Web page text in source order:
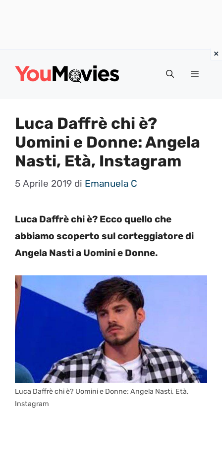
Menu
Luca Daffrè chi è?
Uomini e Donne: Angela
Nasti, Età, Instagram
5 Aprile 2019 di Emanuela C
Luca Daffrè chi è? Ecco quello che
abbiamo scoperto sul corteggiatore di
Angela Nasti a Uomini e Donne.
Luca Daffrè chi è? Uomini e Donne: Angela Nasti, Età,
Instagram